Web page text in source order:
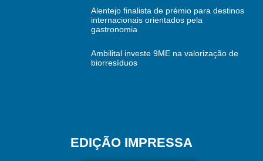
Alentejo finalista de prémio para destinos
internacionais orientados pela
gastronomia
Ambilital investe 9ME na valorização de
biorresíduos
EDIÇÃO IMPRESSA